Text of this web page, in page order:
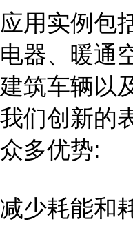
应用实例包
电器、暖通
建筑车辆以
我们创新的
众多优势:
减少耗能和